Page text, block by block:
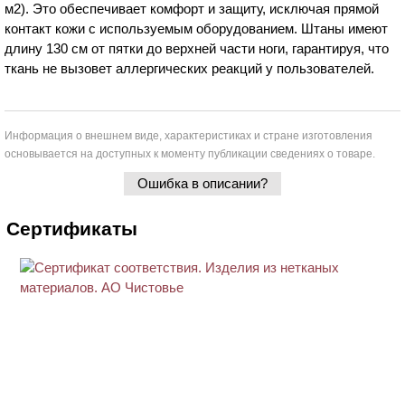
м2). Это обеспечивает комфорт и защиту, исключая прямой
контакт кожи с используемым оборудованием. Штаны имеют
длину 130 см от пятки до верхней части ноги, гарантируя, что
ткань не вызовет аллергических реакций у пользователей.
Информация о внешнем виде, характеристиках и стране изготовления
основывается на доступных к моменту публикации сведениях о товаре.
Ошибка в описании?
Сертификаты